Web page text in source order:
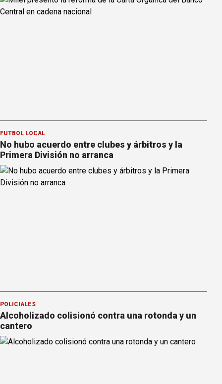
FÚTBOL LOCAL
No hubo acuerdo entre clubes y árbitros y la
Primera División no arranca
POLICIALES
Alcoholizado colisionó contra una rotonda y un
cantero